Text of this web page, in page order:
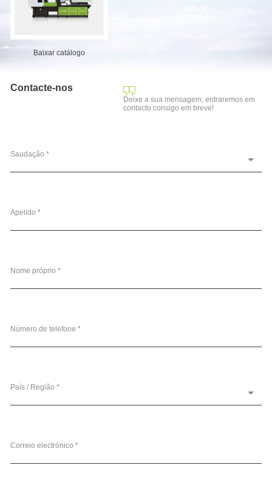
Baixar catálogo
Contacte-nos
Deixe a sua mensagem, entraremos em
contacto consigo em breve!
Saudação *
Apelido *
Nome próprio *
Número de telefone *
País / Região *
Correio electrónico *